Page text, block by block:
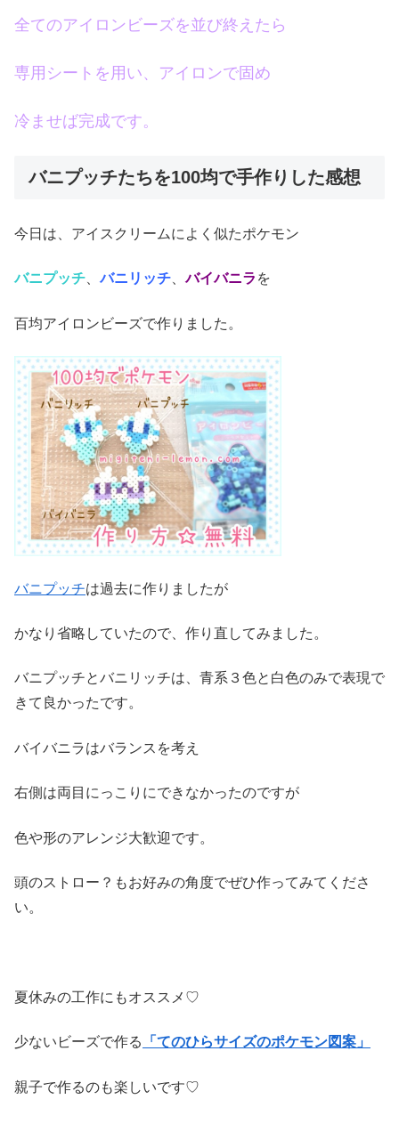
全てのアイロンビーズを並び終えたら
専用シートを用い、アイロンで固め
冷ませば完成です。
バニプッチたちを100均で手作りした感想
今日は、アイスクリームによく似たポケモン
バニプッチ、バニリッチ、バイバニラ を
百均アイロンビーズで作りました。
バニプッチは過去に作りましたが
かなり省略していたので、作り直してみました。
バニプッチとバニリッチは、青系３色と白色のみで表現で
きて良かったです。
バイバニラはバランスを考え
右側は両目にっこりにできなかったのですが
色や形のアレンジ大歓迎です。
頭のストロー？もお好みの角度でぜひ作ってみてくださ
い。
夏休みの工作にもオススメ♡
少ないビーズで作る 「てのひらサイズのポケモン図案」
親子で作るのも楽しいです♡